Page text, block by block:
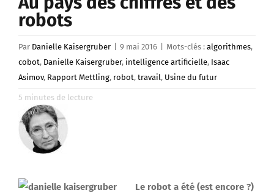
robots
Par Danielle Kaisergruber 9 mai 2016 Mots-clés : algorithmes,
cobot, Danielle Kaisergruber, intelligence artificielle, Isaac
Asimov, Rapport Mettling, robot, travail, Usine du futur
5 minutes de lecture
Le robot a été (est encore ?)